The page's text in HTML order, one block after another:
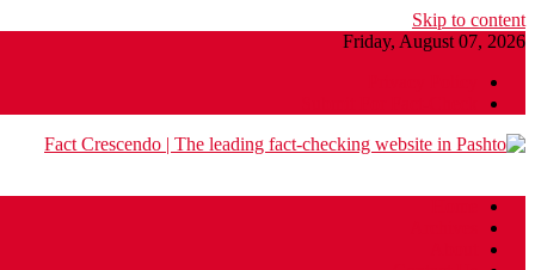
Skip to content
Friday, August 07, 2026